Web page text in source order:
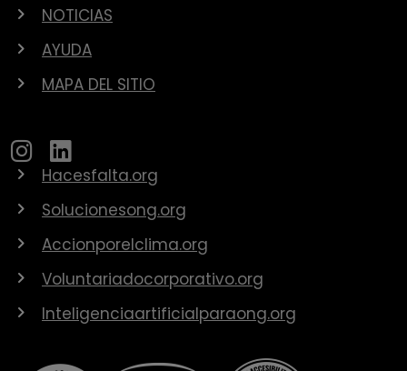
NOTICIAS
AYUDA
MAPA DEL SITIO
Hacesfalta.org
Solucionesong.org
Accionporelclima.org
Voluntariadocorporativo.org
Inteligenciaartificialparaong.org